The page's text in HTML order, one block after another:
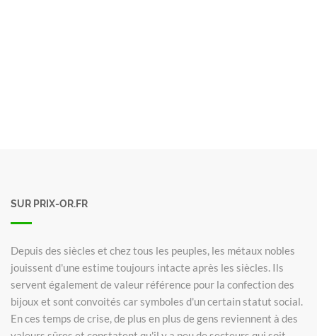
SUR PRIX-OR.FR
Depuis des siècles et chez tous les peuples, les métaux nobles
jouissent d'une estime toujours intacte après les siècles. Ils
servent également de valeur référence pour la confection des
bijoux et sont convoités car symboles d'un certain statut social.
En ces temps de crise, de plus en plus de gens reviennent à des